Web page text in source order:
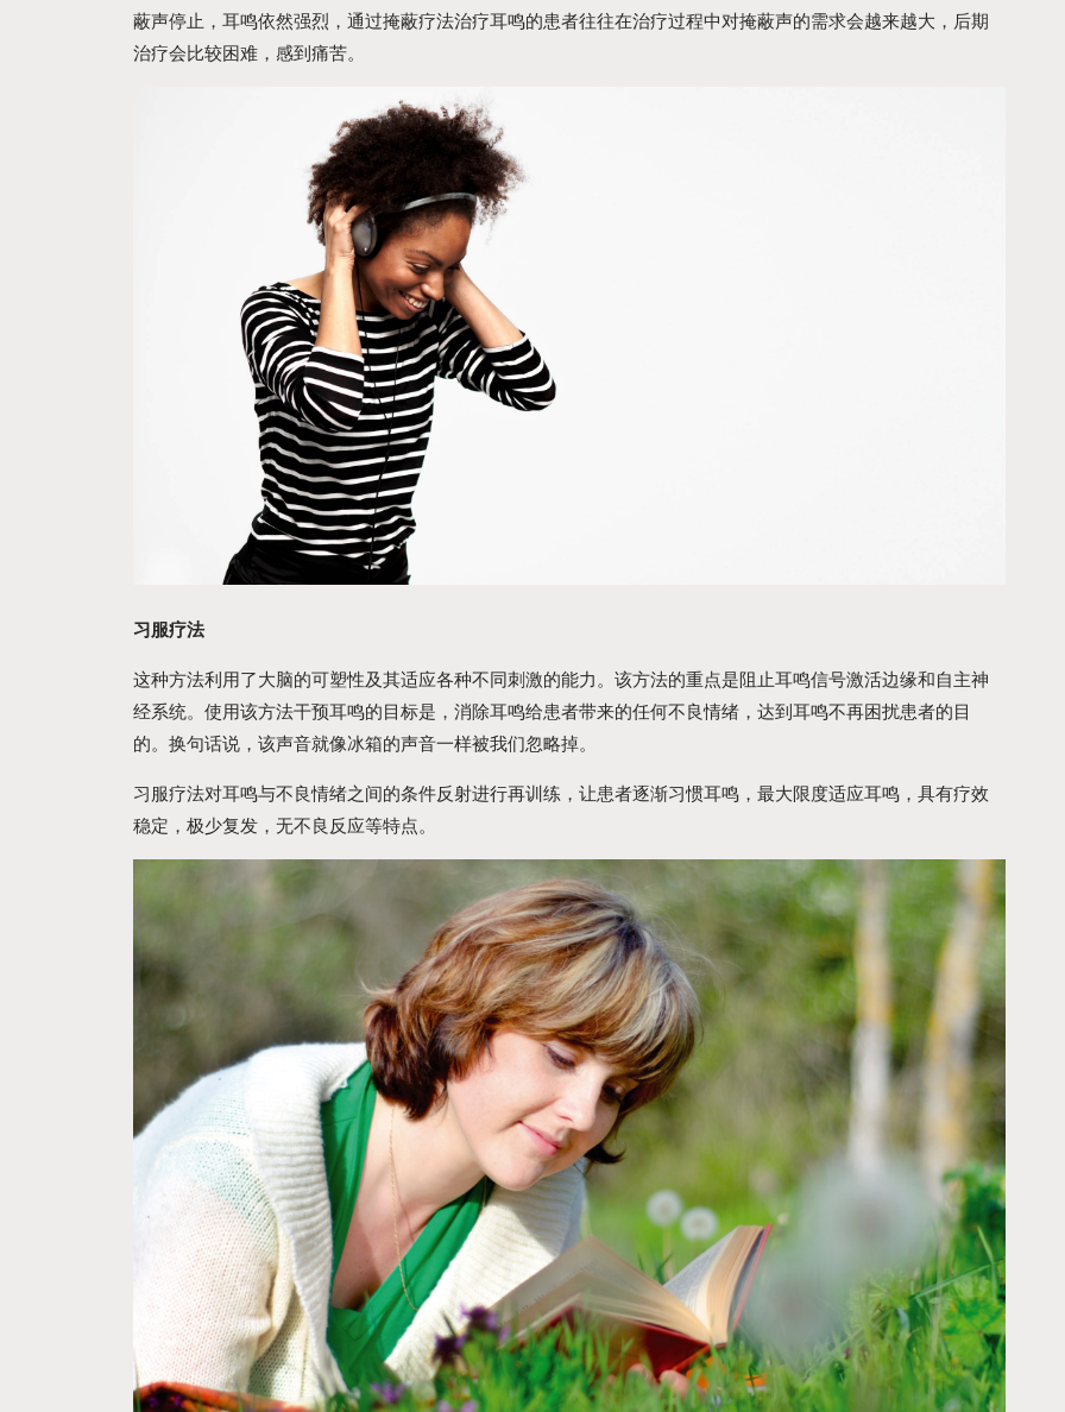
蔽声停止，耳鸣依然强烈，通过掩蔽疗法治疗耳鸣的患者往往在治疗过程中对掩蔽声的需求会越来越大，后期
治疗会比较困难，感到痛苦。
习服疗法
这种方法利用了大脑的可塑性及其适应各种不同刺激的能力。该方法的重点是阻止耳鸣信号激活边缘和自主神
经系统。使用该方法干预耳鸣的目标是，消除耳鸣给患者带来的任何不良情绪，达到耳鸣不再困扰患者的目
的。换句话说，该声音就像冰箱的声音一样被我们忽略掉。
习服疗法对耳鸣与不良情绪之间的条件反射进行再训练，让患者逐渐习惯耳鸣，最大限度适应耳鸣，具有疗效
稳定，极少复发，无不良反应等特点。